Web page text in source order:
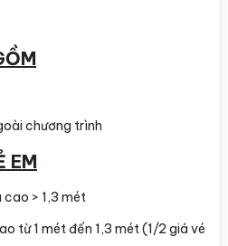
chương trình
EM
cao > 1,3 mét
từ 1 mét đến 1,3 mét (1/2 giá vé